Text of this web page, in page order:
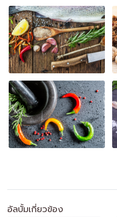
อัลบั้มเกี่ยวข้อง